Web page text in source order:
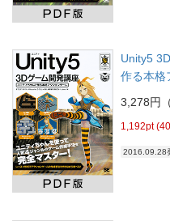
Unity5
作る本格
3,278円
1,192pt
2016.09.28